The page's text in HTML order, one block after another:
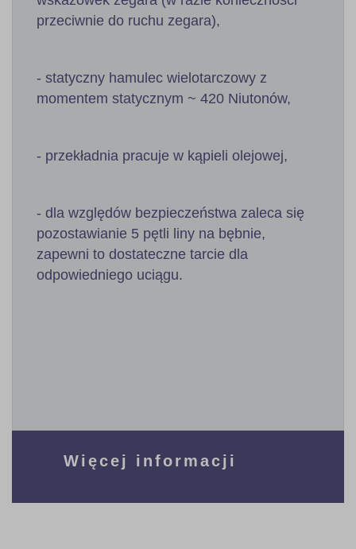
przeciwnie do ruchu zegara),
- statyczny hamulec wielotarczowy z
momentem statycznym ~ 420 Niutonów,
- przekładnia pracuje w kąpieli olejowej,
- dla względów bezpieczeństwa zaleca się
pozostawianie 5 pętli liny na bębnie,
zapewni to dostateczne tarcie dla
odpowiedniego uciągu.
Więcej informacji